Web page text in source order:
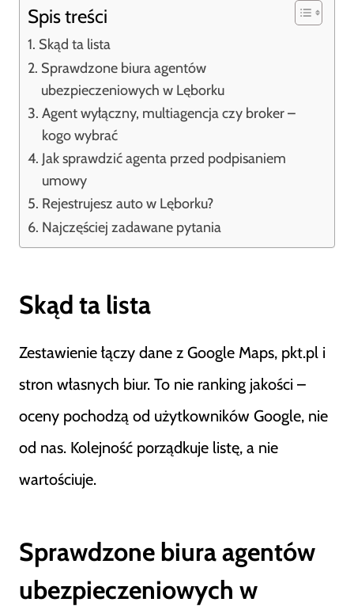
Spis treści
Skąd ta lista
Sprawdzone biura agentów
ubezpieczeniowych w Lęborku
Agent wyłączny, multiagencja czy broker –
kogo wybrać
Jak sprawdzić agenta przed podpisaniem
umowy
Rejestrujesz auto w Lęborku?
Najczęściej zadawane pytania
Skąd ta lista
Zestawienie łączy dane z Google Maps, pkt.pl i
stron własnych biur. To nie ranking jakości –
oceny pochodzą od użytkowników Google, nie
od nas. Kolejność porządkuje listę, a nie
wartościuje.
Sprawdzone biura agentów
ubezpieczeniowych w